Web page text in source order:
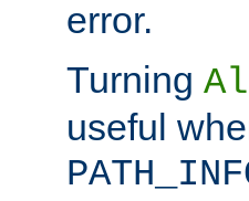
error.
Turning
useful